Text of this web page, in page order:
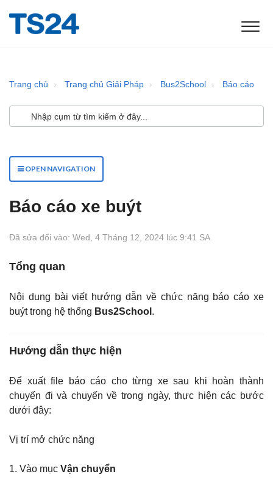
Trang chủ Trang chủ Giải Pháp Bus2School Báo cáo
OPEN NAVIGATION
Báo cáo xe buýt
Đã sửa đổi vào: Wed, 4 Tháng 12, 2024 lúc 9:41 SA
Tổng quan
Nội dung bài viết hướng dẫn về chức năng báo cáo xe
buýt trong hệ thống Bus2School .
Hướng dẫn thực hiện
Để xuất file báo cáo cho từng xe sau khi hoàn thành
chuyến đi và chuyến về trong ngày, thực hiện các bước
dưới đây:
Vị trí mở chức năng
1. Vào mục Vận chuyển